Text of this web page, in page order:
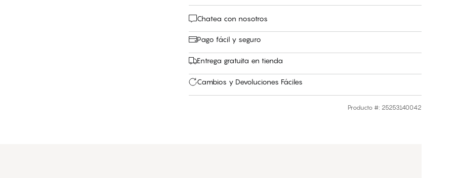
Chatea con nosotros
Pago fácil y seguro
Entrega gratuita en tienda
Cambios y Devoluciones Fáciles
Producto #: 25253140042